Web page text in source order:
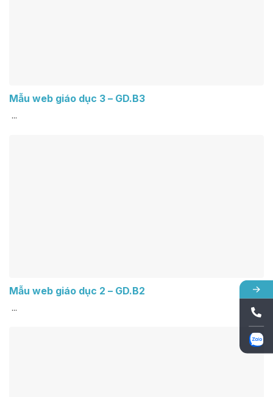
Mẫu web giáo dục 3 – GD.B3
...
Mẫu web giáo dục 2 – GD.B2
...